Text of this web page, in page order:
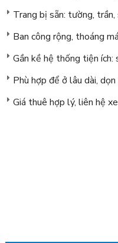
Trang bị sẵn: tường,
Ban công rộng, thoáng
Gần kề hệ thống tiện
Phù hợp để ở lâu dài,
Giá thuê hợp lý, liên hệ